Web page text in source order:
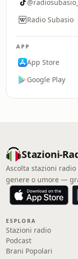
Radio Subasio
APP
App Store
Google Play
Stazioni-
Ascolta stazioni
genere o umore —
ESPLORA
Stazioni radio
Podcast
Brani Popolari